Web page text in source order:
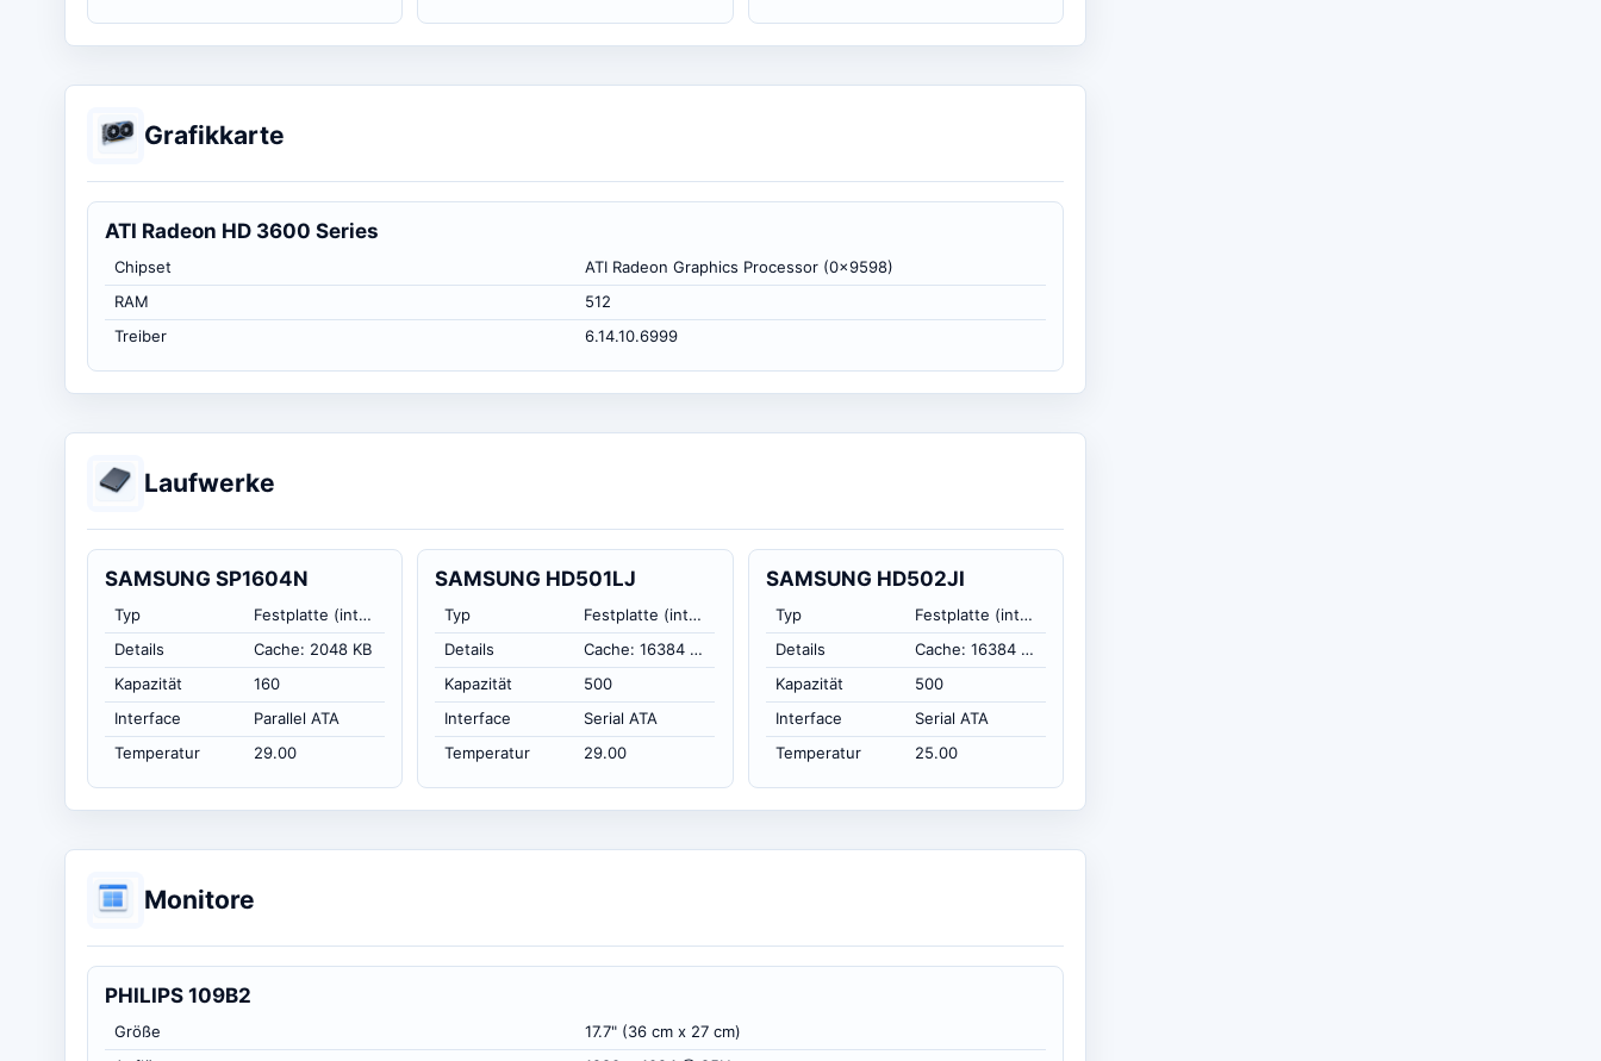
Grafikkarte
ATI Radeon HD 3600 Series
Chipset
ATI Radeon Graphics Processor (0x9598)
RAM
512
Treiber
6.14.10.6999
Laufwerke
SAMSUNG SP1604N
Typ
Festplatte (intern)
Details
Cache: 2048 KB
Kapazität
160
Interface
Parallel ATA
Temperatur
29.00
SAMSUNG HD501LJ
Typ
Festplatte (intern)
Details
Cache: 16384 KB
Kapazität
500
Interface
Serial ATA
Temperatur
29.00
SAMSUNG HD502JI
Typ
Festplatte (intern)
Details
Cache: 16384 KB
Kapazität
500
Interface
Serial ATA
Temperatur
25.00
Monitore
PHILIPS 109B2
Größe
17.7" (36 cm x 27 cm)